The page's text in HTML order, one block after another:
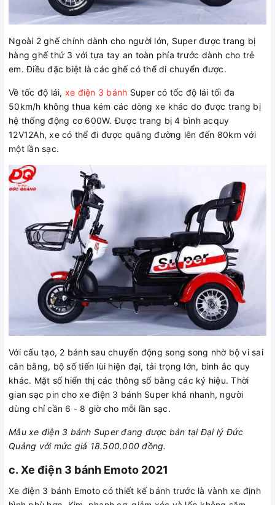
Ngoài 2 ghế chính dành cho người lớn, Super được trang bị
hàng ghế thứ 3 với tựa tay an toàn phía trước dành cho trẻ
em. Điều đặc biệt là các ghế có thể di chuyển được.
Về tốc độ lái, xe điện 3 bánh Super có tốc độ lái tối đa
50km/h không thua kém các dòng xe khác do được trang bị
hệ thống động cơ 600W. Được trang bị 4 bình acquy
12V12Ah, xe có thể đi được quãng đường lên đến 80km với
một lần sạc.
Với cấu tạo, 2 bánh sau chuyển động song song nhờ bộ vi sai
cân bằng, bộ số tiến lùi hiện đại, tải trọng lớn, bình ắc quy
khác. Mặt số hiển thị các thông số bằng các ký hiệu. Thời
gian sạc pin cho xe điện 3 bánh Super khá nhanh, người
dùng chỉ cần 6 - 8 giờ cho mỗi lần sạc.
Mẫu xe điện 3 bánh Super đang được bán tại Đại lý Đức
Quảng với mức giá 18.500.000 đồng.
c. Xe điện 3 bánh Emoto 2021
Xe điện 3 bánh Emoto có thiết kế bánh trước là vành xe định